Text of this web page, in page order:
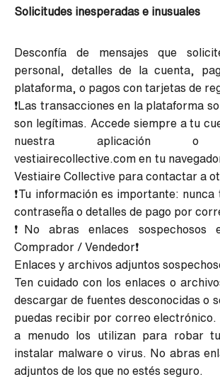
Solicitudes inesperadas e inusuales
Desconfía de mensajes que
personal, detalles de la cuenta,
plataforma, o pagos con tarjetas de
❗Las transacciones en la plataforma
son legítimas. Accede siempre a tu
nuestra aplicación o
vestiairecollective.com en tu
Vestiaire Collective para contactar a
❗Tu información es importante:
contraseña o detalles de pago por
❗No abras enlaces
Comprador / Vendedor❗
Enlaces y archivos adjuntos
Ten cuidado con los enlaces o
descargar de fuentes desconocidas o
puedas recibir por correo electrónico.
a menudo los utilizan para robar
instalar malware o virus. No abras
adjuntos de los que no estés seguro.